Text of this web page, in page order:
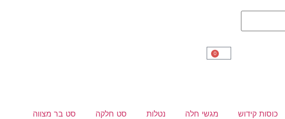
0
כוסות קידוש מגשי חלה נטלות סט חלקה סט בר מצווה